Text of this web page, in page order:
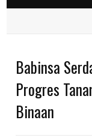
Babinsa
Progres
Binaan